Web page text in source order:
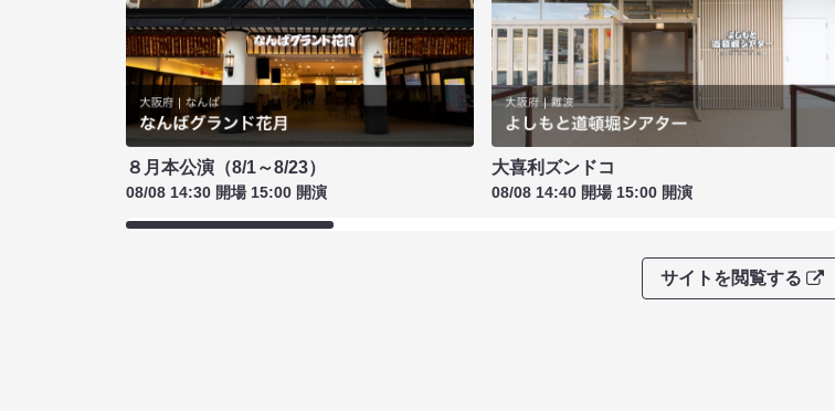
８月本公演（8/1～8/23）
08/08 14:30 開場 15:00 開演
大喜利ズンドコ
08/08 14:40 開場 15:00 開演
サイトを閲覧する